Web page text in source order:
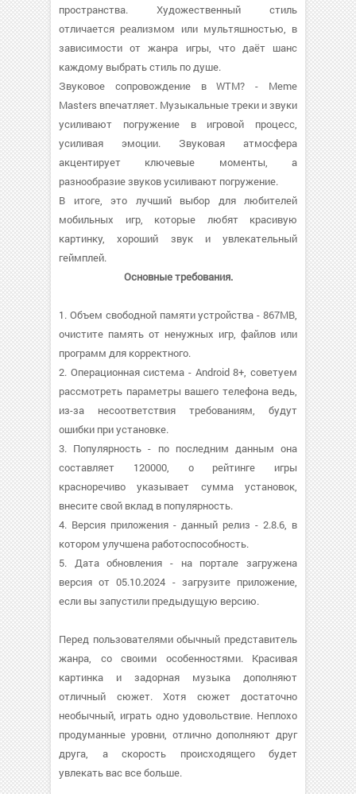
пространства. Художественный стиль
отличается реализмом или мультяшностью, в
зависимости от жанра игры, что даёт шанс
каждому выбрать стиль по душе.
Звуковое сопровождение в WTM? - Meme
Masters впечатляет. Музыкальные треки и звуки
усиливают погружение в игровой процесс,
усиливая эмоции. Звуковая атмосфера
акцентирует ключевые моменты, а
разнообразие звуков усиливают погружение.
В итоге, это лучший выбор для любителей
мобильных игр, которые любят красивую
картинку, хороший звук и увлекательный
геймплей.
Основные требования.
1. Объем свободной памяти устройства - 867MB,
очистите память от ненужных игр, файлов или
программ для корректного.
2. Операционная система - Android 8+, советуем
рассмотреть параметры вашего телефона ведь,
из-за несоответствия требованиям, будут
ошибки при установке.
3. Популярность - по последним данным она
составляет 120000, о рейтинге игры
красноречиво указывает сумма установок,
внесите свой вклад в популярность.
4. Версия приложения - данный релиз - 2.8.6, в
котором улучшена работоспособность.
5. Дата обновления - на портале загружена
версия от 05.10.2024 - загрузите приложение,
если вы запустили предыдущую версию.
Перед пользователями обычный представитель
жанра, со своими особенностями. Красивая
картинка и задорная музыка дополняют
отличный сюжет. Хотя сюжет достаточно
необычный, играть одно удовольствие. Неплохо
продуманные уровни, отлично дополняют друг
друга, а скорость происходящего будет
увлекать вас все больше.